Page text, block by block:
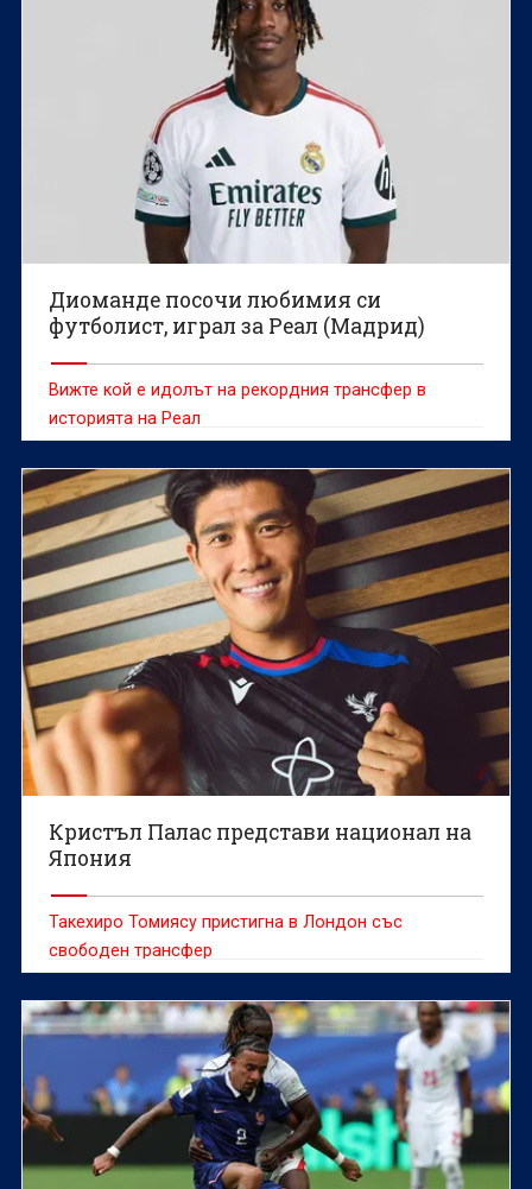
Диоманде посочи любимия си
футболист, играл за Реал (Мадрид)
Вижте кой е идолът на рекордния трансфер в
историята на Реал
Кристъл Палас представи национал на
Япония
Такехиро Томиясу пристигна в Лондон със
свободен трансфер